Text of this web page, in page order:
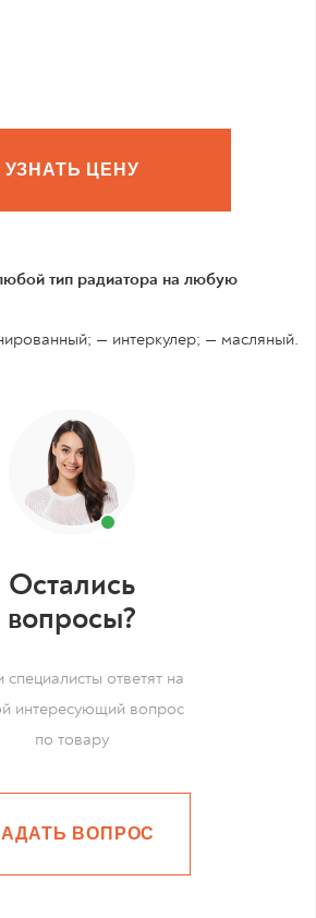
УЗНАТЬ ЦЕНУ
тип радиатора на любую
— интеркулер; — масляный.
Остались
вопросы?
ответят на
интересующий вопрос
по товару
ВОПРОС